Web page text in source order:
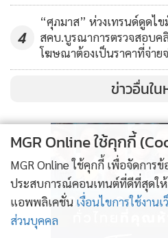
รัฐมนตรี กล่าวว่า นโยบายก็ให้ไปชั
เจอห้องเรียนก็ปิดห้องเรียน และถ้
กว่าปล่อยให้ติดต่อกันมาก ๆ เพรา
ต้องทำอย่างนี้ บังเอิญโรงเรียนเก่
ผู้ดำเนินรายการถามว่า แล้วอย่าง
ไหมคะ เพราะว่าเข้าไปรั้วมหาวิทย
ว่า จริง ๆ ก็เรื่องสุขภาพต้องดูแลอ
และทุกคนก็เหมือนกันหมั่นล้างมือ
มีอะไรที่ระมัดระวังได้ก็สามารถทำ
เข้าทางปาก ทางจมูก ทางตา โดยเ
4
“ศุภมาส” ห่วงเทรนด์ดูดไข
สคบ.บูรณาการตรวจสอบค
โฆษณาต้องเป็นราคาที่จ่าย
ข่าวอื่นใ
MGR Online ใช้คุกกี้
MGR Online ใช้คุกกี้ เพื่อจัดกา
ประสบการณ์คอนเทนต์ที่ดีที่สุดใ
แอพพลิเคชั่น เงื่อนไขการใช้งาน
ส่วนบุคคล